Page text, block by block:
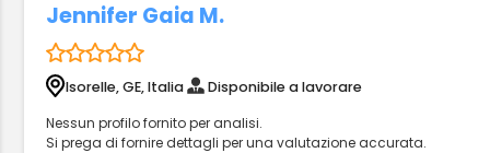
Jennifer Gaia M.
Isorelle, GE, Italia
Disponibile a lavorare
Nessun profilo fornito per analisi.
Si prega di fornire dettagli per una valutazione accurata.